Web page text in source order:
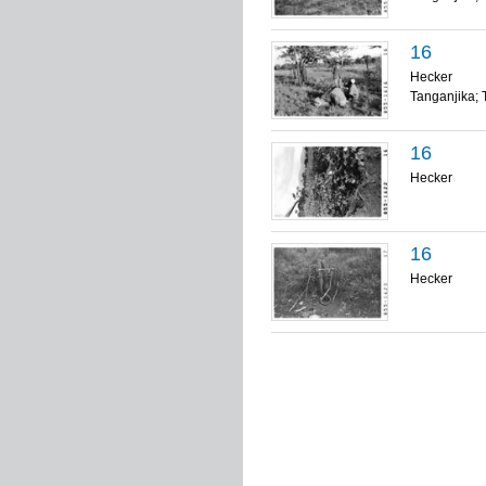
16
Hecker
Tanganjika;
16
Hecker
16
Hecker